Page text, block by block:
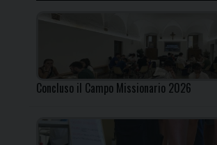
Concluso il Campo Missionario 2026